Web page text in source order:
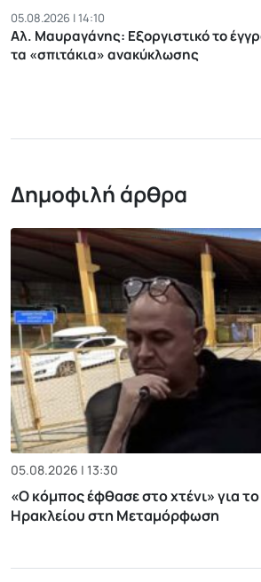
05.08.2026 | 14:10
Αλ. Μαυραγάνης: Εξοργιστικό το
τα «σπιτάκια» ανακύκλωσης
Δημοφιλή άρθρα
05.08.2026 | 13:30
«Ο κόμπος έφθασε στο χτένι» για
Ηρακλείου στη Μεταμόρφωση